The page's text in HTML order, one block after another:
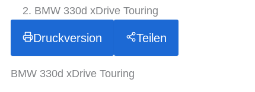
BMW 330d xDrive Touring
Druckversion Teilen
BMW 330d xDrive Touring